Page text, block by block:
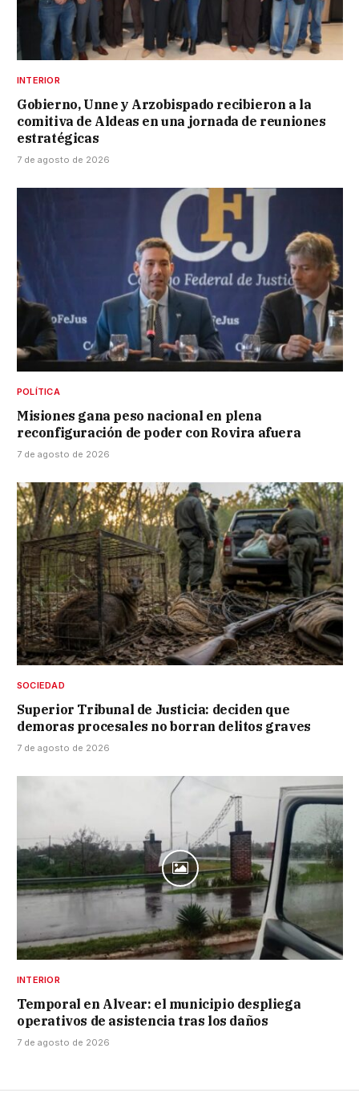
INTERIOR
Gobierno, Unne y Arzobispado recibieron a la
comitiva de Aldeas en una jornada de reuniones
estratégicas
7 de agosto de 2026
POLÍTICA
Misiones gana peso nacional en plena
reconfiguración de poder con Rovira afuera
7 de agosto de 2026
SOCIEDAD
Superior Tribunal de Justicia: deciden que
demoras procesales no borran delitos graves
7 de agosto de 2026
INTERIOR
Temporal en Alvear: el municipio despliega
operativos de asistencia tras los daños
7 de agosto de 2026